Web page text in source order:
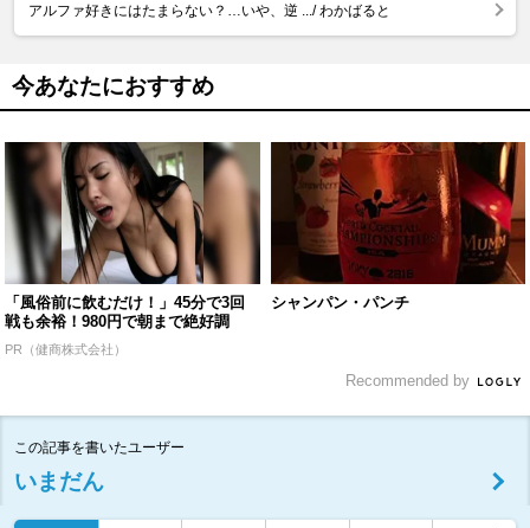
アルファ好きにはたまらない？…いや、逆 .../ わかばると
今あなたにおすすめ
「風俗前に飲むだけ！」45分で3回
戦も余裕！980円で朝まで絶好調
PR（健商株式会社）
シャンパン・パンチ
Recommended by
この記事を書いたユーザー
いまだん